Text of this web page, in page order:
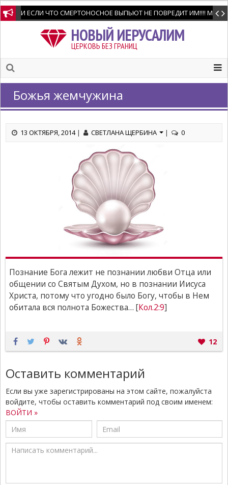
И ЕСЛИ ЧТО СМЕРТОНОСНОЕ ВЫПЬЮТ НЕ ПОВРЕДИТ ИМ!!!! Мне
НОВЫЙ ИЕРУСАЛИМ
ЦЕРКОВЬ БЕЗ ГРАНИЦ
Божья жемчужина
13 ОКТЯБРЯ, 2014| СВЕТЛАНА ЩЕРБИНА | 0
Познание Бога лежит не познании любви Отца или
общении со Святым Духом, но в познании Иисуса
Христа, потому что угодно было Богу, чтобы в Нем
обитала вся полнота Божества… [Кол.2:9]
12
Оставить комментарий
Если вы уже зарегистрированы на этом сайте, пожалуйста
войдите, чтобы оставить комментарий под своим именем:
ВОЙТИ »